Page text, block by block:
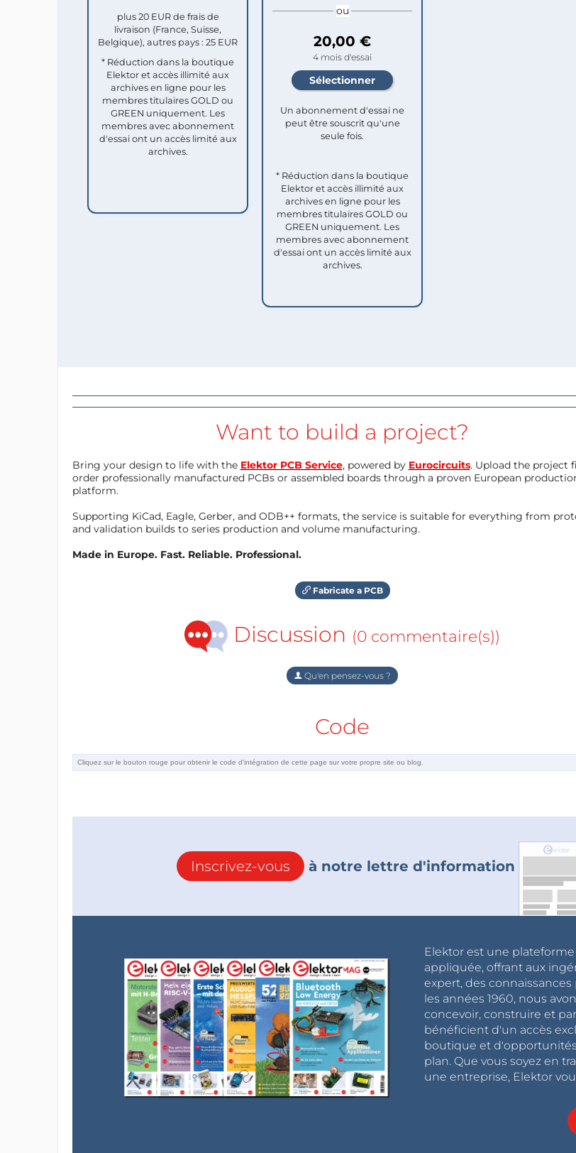
plus 20 EUR de frais de
livraison (France, Suisse,
Belgique), autres pays : 25 EUR
* Réduction dans la boutique
Elektor et accès illimité aux
archives en ligne pour les
membres titulaires GOLD ou
GREEN uniquement. Les
membres avec abonnement
d'essai ont un accès limité aux
archives.
ou
20,00 €
4 mois d'essai
Un abonnement d'essai ne
peut être souscrit qu'une
seule fois.​
* Réduction dans la boutique
Elektor et accès illimité aux
archives en ligne pour les
membres titulaires GOLD ou
GREEN uniquement. Les
membres avec abonnement
d'essai ont un accès limité aux
archives.
Want to build a project?
Bring your design to life with the Elektor PCB Service, powered by Eurocircuits. Upload the project
order professionally manufactured PCBs or assembled boards through a proven European
platform.
Supporting KiCad, Eagle, Gerber, and ODB++ formats, the service is suitable for everything from
and validation builds to series production and volume manufacturing.
Made in Europe. Fast. Reliable. Professional.
Fabricate a PCB
Discussion (0 commentaire(s))
Qu'en pensez-vous ?
Code
Inscrivez-vous à notre lettre d'information
Elektor est une
appliquée, offrant aux
expert, des
les années 1960, nous
concevoir, construire et
bénéficient d'un accès
boutique et
plan. Que vous soyez en
une entreprise, Elektor